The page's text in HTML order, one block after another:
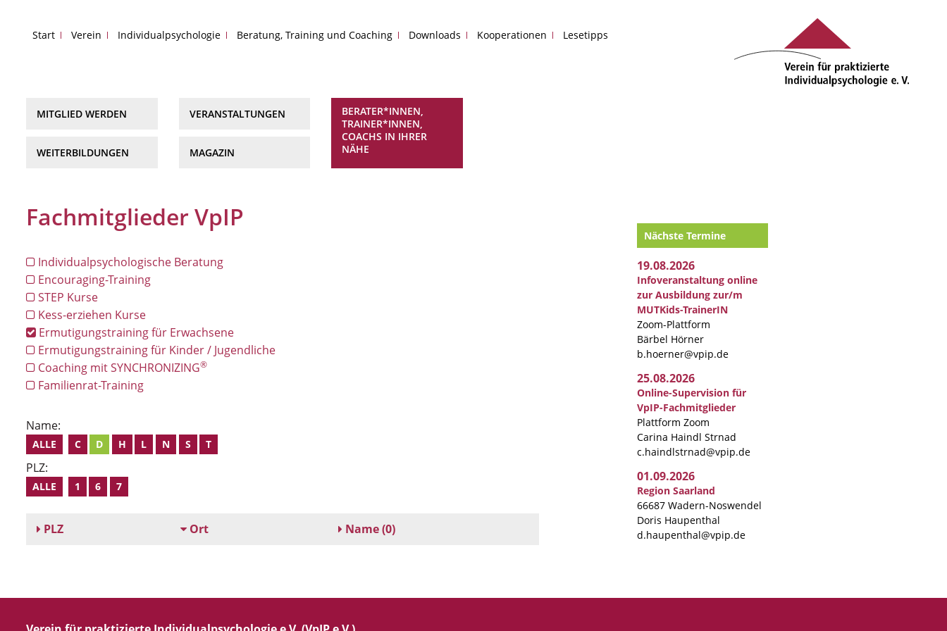
Start Verein Individualpsychologie Beratung, Training und Coaching Downloads Kooperationen Lesetipps
MITGLIED WERDEN
WEITERBILDUNGEN
VERANSTALTUNGEN
MAGAZIN
BERATER*INNEN,
TRAINER*INNEN,
COACHS IN IHRER
NÄHE
Fachmitglieder VpIP
Individualpsychologische Beratung
Encouraging-Training
STEP Kurse
Kess-erziehen Kurse
Ermutigungstraining für Erwachsene
Ermutigungstraining für Kinder / Jugendliche
Coaching mit SYNCHRONIZING®
Familienrat-Training
Name:
ALLE C D H L N S T
PLZ:
ALLE 1 6 7
PLZ Ort Name(0)
Nächste Termine
19.08.2026
Infoveranstaltung online
zur Ausbildung zur/m
MUTKids-TrainerIN
Zoom-Plattform
Bärbel Hörner
b.hoerner@vpip.de
25.08.2026
Online-Supervision für
VpIP-Fachmitglieder
Plattform Zoom
Carina Haindl Strnad
c.haindlstrnad@vpip.de
01.09.2026
Region Saarland
66687 Wadern-Noswendel
Doris Haupenthal
d.haupenthal@vpip.de